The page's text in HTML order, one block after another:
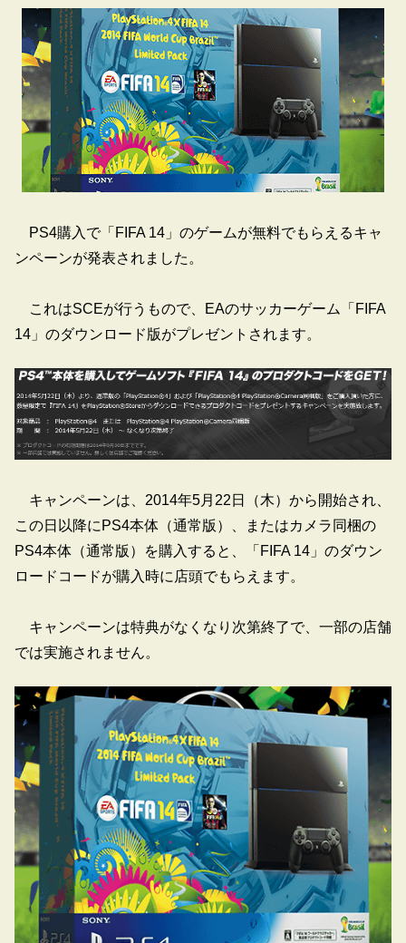
PS4購入で「FIFA 14」のゲームが無料でもらえるキャ
ンペーンが発表されました。
これはSCEが行うもので、EAのサッカーゲーム「FIFA
14」のダウンロード版がプレゼントされます。
キャンペーンは、2014年5月22日（木）から開始され、
この日以降にPS4本体（通常版）、またはカメラ同梱の
PS4本体（通常版）を購入すると、「FIFA 14」のダウン
ロードコードが購入時に店頭でもらえます。
キャンペーンは特典がなくなり次第終了で、一部の店舗
では実施されません。